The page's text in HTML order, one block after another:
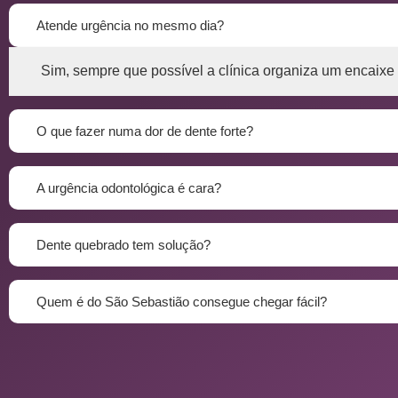
Atende urgência no mesmo dia?
Sim, sempre que possível a clínica organiza um
O que fazer numa dor de dente forte?
A urgência odontológica é cara?
Dente quebrado tem solução?
Quem é do São Sebastião consegue chegar fácil?